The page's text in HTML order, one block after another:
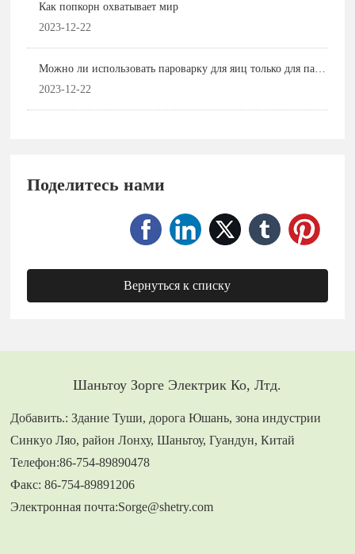
Как попкорн охватывает мир
2023-12-22
Можно ли использовать пароварку для яиц только для пара
яиц? Не поймите меня неправильно! Это артефакт завтрака
2023-12-22
Поделитесь нами
Вернуться к списку
Шаньтоу Зорге Электрик Ко, Лтд.
Добавить.: Здание Туши, дорога Юшань, зона индустрии
Синкуо Ляо, район Лонху, Шаньтоу, Гуандун, Китай
Телефон:86-754-89890478
Факс: 86-754-89891206
Электронная почта:Sorge@shetry.com